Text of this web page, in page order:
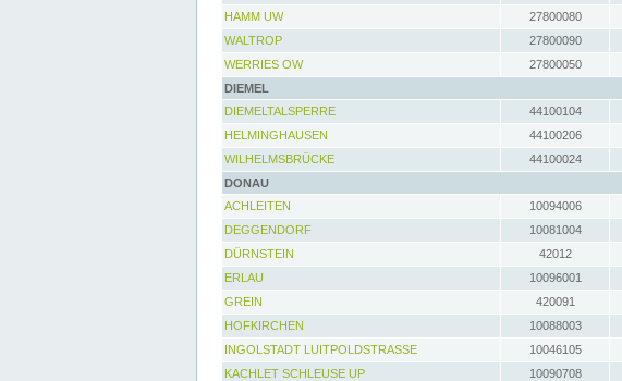
HAMM UW
27800080
WALTROP
27800090
WERRIES OW
27800050
DIEMEL
DIEMELTALSPERRE
44100104
HELMINGHAUSEN
44100206
WILHELMSBRÜCKE
44100024
DONAU
ACHLEITEN
10094006
DEGGENDORF
10081004
DÜRNSTEIN
42012
ERLAU
10096001
GREIN
420091
HOFKIRCHEN
10088003
INGOLSTADT LUITPOLDSTRASSE
10046105
KACHLET SCHLEUSE UP
10090708